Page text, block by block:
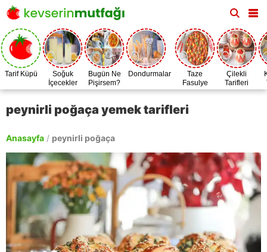
Tarif Küpü
Soğuk
İçecekler
Bugün Ne
Pişirsem?
Dondurmalar
Taze
Fasulye
Zamanı
Çilekli
Tarifleri
peynirli poğaça yemek tarifleri
Anasayfa / peynirli poğaça